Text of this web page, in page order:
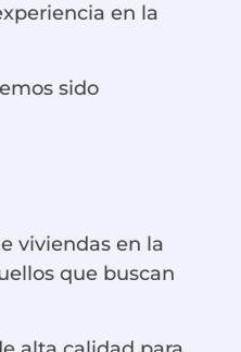
en la
sido
viviendas en la
que buscan